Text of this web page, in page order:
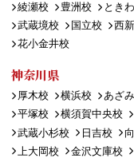
綾瀬校
豊洲校 とき
武蔵境校
国立校 西
花小金井校
神奈川県
厚木校 横浜校 あざ
平塚校
横須賀中央校
武蔵小杉校
日吉校
上大岡校
金沢文庫校